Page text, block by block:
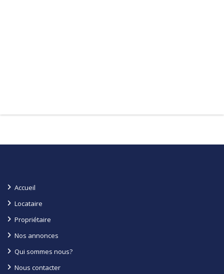
Accueil
Locataire
Propriétaire
Nos annonces
Qui sommes nous?
Nous contacter